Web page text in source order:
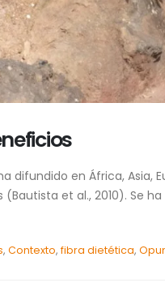
difundido en África, Asia,
et al., 2010). Se
,Contexto,fibra dietética,